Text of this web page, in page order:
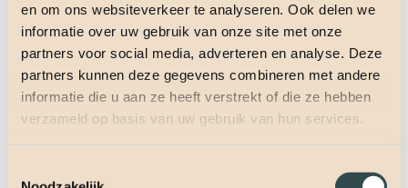
en om ons websiteverkeer te analyseren. Ook delen we
informatie over uw gebruik van onze site met onze
partners voor social media, adverteren en analyse. Deze
partners kunnen deze gegevens combineren met andere
informatie die u aan ze heeft verstrekt of die ze hebben
verzameld op basis van uw gebruik van hun services.